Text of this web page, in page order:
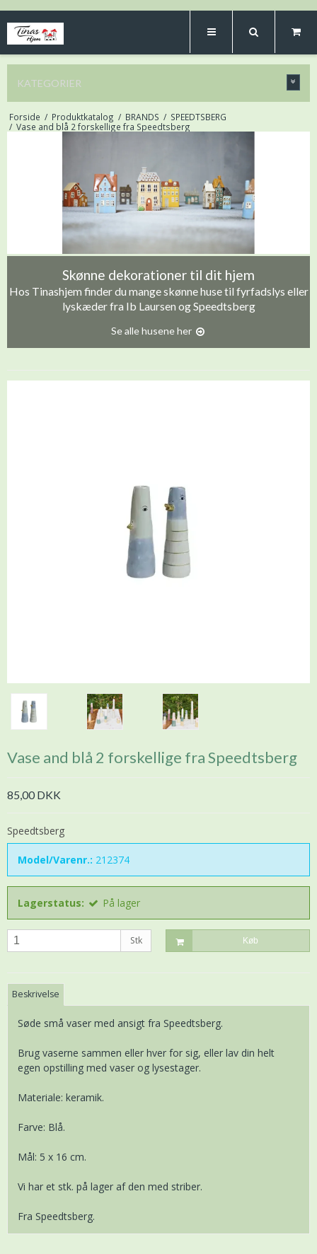
KATEGORIER
Forside / Produktkatalog / BRANDS / SPEEDTSBERG
/ Vase and blå 2 forskellige fra Speedtsberg
Skønne dekorationer til dit hjem
Hos Tinashjem finder du mange skønne huse til fyrfadslys eller
lyskæder fra Ib Laursen og Speedtsberg
Se alle husene her
Vase and blå 2 forskellige fra Speedtsberg
85,00 DKK
Speedtsberg
Model/Varenr.: 212374
Lagerstatus: På lager
Stk Køb
Beskrivelse
Søde små vaser med ansigt fra Speedtsberg.
Brug vaserne sammen eller hver for sig, eller lav din helt
egen opstilling med vaser og lysestager.
Materiale: keramik.
Farve: Blå.
Mål: 5 x 16 cm.
Vi har et stk. på lager af den med striber.
Fra Speedtsberg.